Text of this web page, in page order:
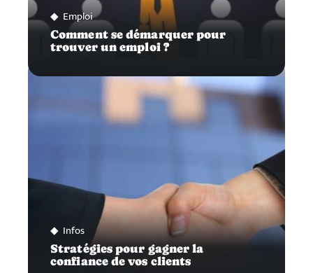
Emploi
Comment se démarquer pour
trouver un emploi ?
Infos
Stratégies pour gagner la
confiance de vos clients